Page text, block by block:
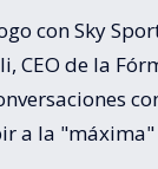
con Sky
CEO de la
a la